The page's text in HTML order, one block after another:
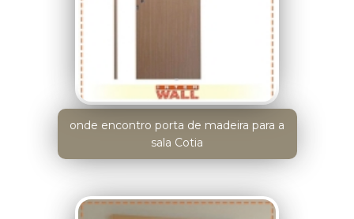
onde encontro porta de madeira para a
sala Cotia